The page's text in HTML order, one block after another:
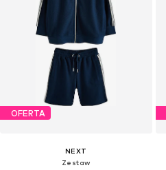
OFERTA
NEXT
Zestaw